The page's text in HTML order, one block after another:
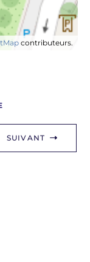
contributeurs.
SUIVANT